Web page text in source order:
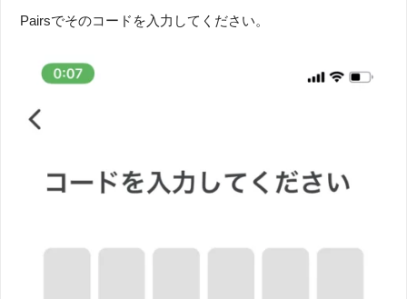
Pairsでそのコードを入力してください。